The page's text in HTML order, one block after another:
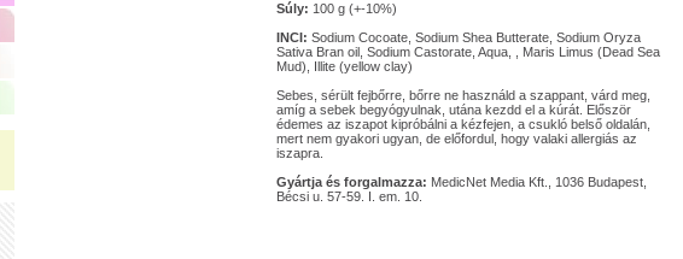
Súly: 100 g (+-10%)
INCI: Sodium Cocoate, Sodium Shea Butterate, Sodium Oryza
Sativa Bran oil, Sodium Castorate, Aqua, , Maris Limus (Dead Sea
Mud), Illite (yellow clay)
Sebes, sérült fejbőrre, bőrre ne használd a szappant, várd meg,
amíg a sebek begyógyulnak, utána kezdd el a kúrát. Először
édemes az iszapot kipróbálni a kézfejen, a csukló belső oldalán,
mert nem gyakori ugyan, de előfordul, hogy valaki allergiás az
iszapra.
Gyártja és forgalmazza: MedicNet Media Kft., 1036 Budapest,
Bécsi u. 57-59. I. em. 10.